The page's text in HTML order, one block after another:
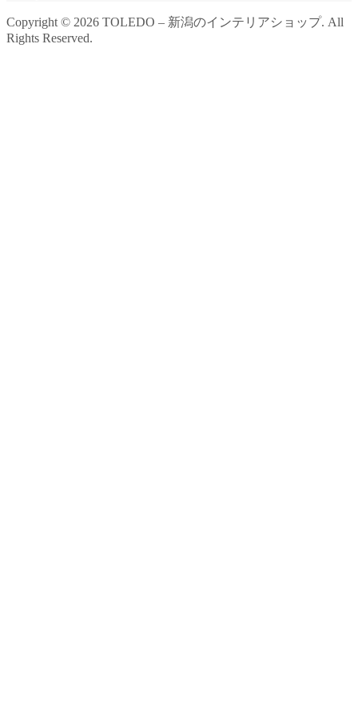
Copyright © 2026 TOLEDO – 新潟のインテリアショップ. All
Rights Reserved.